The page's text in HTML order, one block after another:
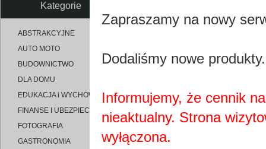
Kategorie
ABSTRAKCYJNE
AUTO MOTO
BUDOWNICTWO
DLA DOMU
EDUKACJA i WYCHOWANIE
FINANSE I UBEZPIECZENIA
FOTOGRAFIA
GASTRONOMIA
Zapraszamy na nowy
Dodaliśmy nowe
Informujemy, że cennik
nieaktualny. Strona
wyłączona.